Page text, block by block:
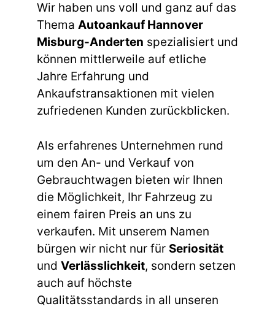
Wir haben uns voll und ganz auf das
Thema Autoankauf Hannover
Misburg-Anderten spezialisiert und
können mittlerweile auf etliche
Jahre Erfahrung und
Ankaufstransaktionen mit vielen
zufriedenen Kunden zurückblicken.
Als erfahrenes Unternehmen rund
um den An- und Verkauf von
Gebrauchtwagen bieten wir Ihnen
die Möglichkeit, Ihr Fahrzeug zu
einem fairen Preis an uns zu
verkaufen. Mit unserem Namen
bürgen wir nicht nur für Seriosität
und Verlässlichkeit, sondern setzen
auch auf höchste
Qualitätsstandards in all unseren